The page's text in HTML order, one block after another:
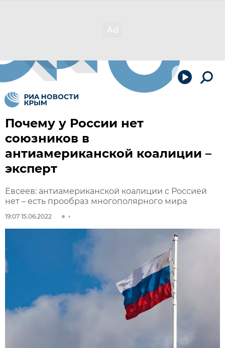
Почему у России нет
союзников в
антиамериканской коалиции –
эксперт
Евсеев: антиамериканской коалиции с Россией
нет – есть прообраз многополярного мира
19:07 15.06.2022